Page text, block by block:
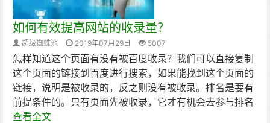
如何有效提高网站的收录量？
超级蜘蛛池 2019年07月29日 5007
怎样知道这个页面有没有被百度收录？我们可以直接复制
这个页面的链接到百度进行搜索，如果能找到这个页面的
链接，说明是被收录的，反之则没有被收录。排名是要有
前提条件的。只有页面先被收录，它才有机会去参与排名
查看全文